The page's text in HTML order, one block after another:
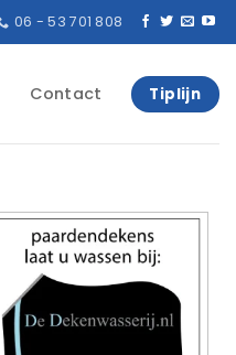
06 - 53 701 808
Contact Tiplijn